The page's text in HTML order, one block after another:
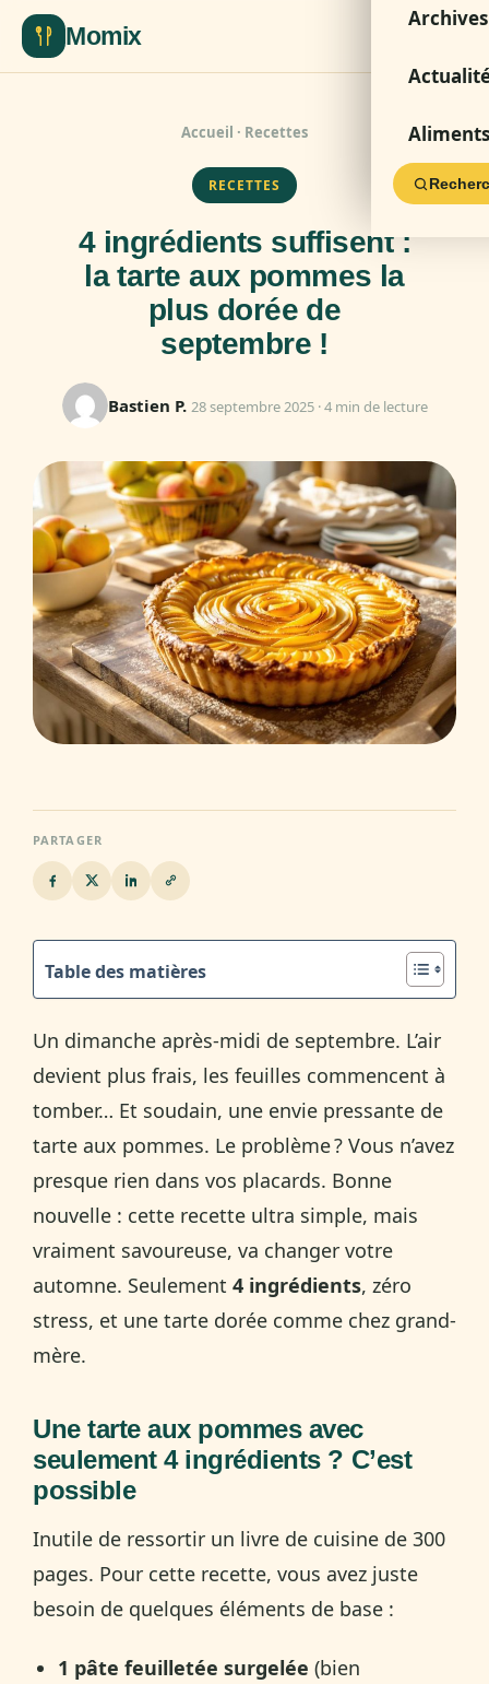
Momix
Archives
Aliments
Accueil · Recettes
RECETTES
4 ingrédients suffisent :
la tarte aux pommes la
plus dorée de
septembre !
Bastien P. 28 septembre 2025 · 4 min de lecture
PARTAGER
Table des matières
Un dimanche après-midi de septembre. L’air
devient plus frais, les feuilles commencent à
tomber… Et soudain, une envie pressante de
tarte aux pommes. Le problème ? Vous n’avez
presque rien dans vos placards. Bonne
nouvelle : cette recette ultra simple, mais
vraiment savoureuse, va changer votre
automne. Seulement 4 ingrédients, zéro
stress, et une tarte dorée comme chez grand-
mère.
Une tarte aux pommes avec
seulement 4 ingrédients ? C’est
possible
Inutile de ressortir un livre de cuisine de 300
pages. Pour cette recette, vous avez juste
besoin de quelques éléments de base :
1 pâte feuilletée surgelée (bien